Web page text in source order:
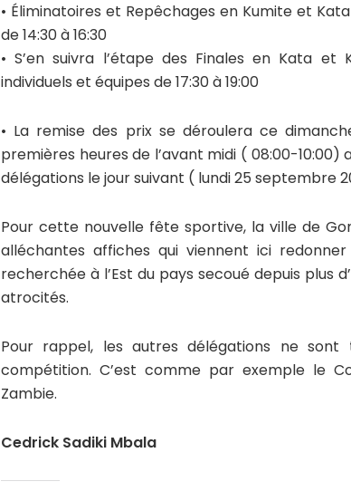
• Éliminatoires et Repêchages en Kumite et
de 14:30 à 16:30
• S’en suivra l’étape des Finales en Kata et
individuels et équipes de 17:30 à 19:00
• La remise des prix se déroulera ce
premières heures de l’avant midi ( 08:00-10:00)
délégations le jour suivant ( lundi 25 septembre
Pour cette nouvelle fête sportive, la ville de
alléchantes affiches qui viennent ici redonner
recherchée à l’Est du pays secoué depuis plus
atrocités.
Pour rappel, les autres délégations ne
compétition. C’est comme par exemple le
Zambie.
Cedrick Sadiki Mbala